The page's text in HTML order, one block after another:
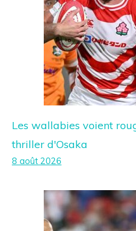
Les wallabies voient
thriller d'Osaka
8 août 2026